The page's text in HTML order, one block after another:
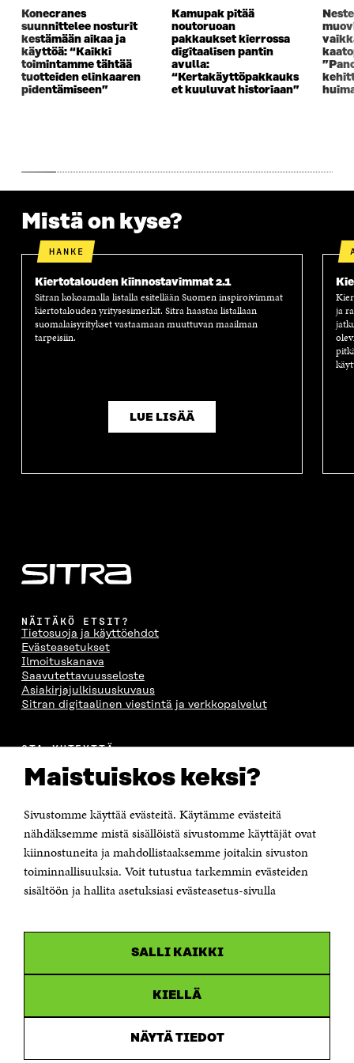
Maistuiskos keksi?
Sivustomme käyttää evästeitä. Käytämme evästeitä
nähdäksemme mistä sisällöistä sivustomme käyttäjät ovat
kiinnostuneita ja mahdollistaaksemme joitakin sivuston
toiminnallisuuksia. Voit tutustua tarkemmin evästeiden
sisältöön ja hallita asetuksiasi evästeasetus-sivulla
SALLI KAIKKI
KIELLÄ
NÄYTÄ TIEDOT
K
K
U
N
A
S
S
U
N
A
S
S
A
S
I
K
K
U
N
A
S
Konecranes
suunnittelee nosturit
kestämään aikaa ja
käyttöä: “Kaikki
toimintamme tähtää
tuotteiden elinkaaren
pidentämiseen”
Kamupak pitää
noutoruoan
pakkaukset kierrossa
digitaalisen pantin
avulla:
“Kertakäyttöpakkauks
et kuuluvat historiaan”
Mistä on kyse?
HANKE
Kiertotalouden kiinnostavimmat 2.1
Sitran kokoamalla listalla esitellään Suomen inspiroivimmat
kiertotalouden yritysesimerkit. Sitra haastaa listallaan
suomalaisyritykset vastaamaan muuttuvan maailman
tarpeisiin.
LUE LISÄÄ
ja
NÄITÄKÖ ETSIT?
Tietosuoja ja käyttöehdot
Evästeasetukset
Ilmoituskanava
Saavutettavuusseloste
Asiakirjajulkisuuskuvaus
Sitran digitaalinen viestintä ja verkkopalvelut
OTA YHTEYTTÄ
Itämerenkatu 11-13, PL 160,
00181 Helsinki
Puhelin +358 294 618 991
Sähköpostiosoite
Saapumisohjeet
Y-tunnus 0202132-3
uudessa
ikkunassaInstagram